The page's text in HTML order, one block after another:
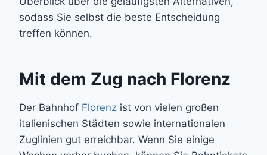
sodass Sie selbst die beste Entscheidung
treffen können.
Mit dem Zug nach Florenz
Der Bahnhof Florenz ist von vielen großen
italienischen Städten sowie internationalen
Zuglinien gut erreichbar. Wenn Sie einige